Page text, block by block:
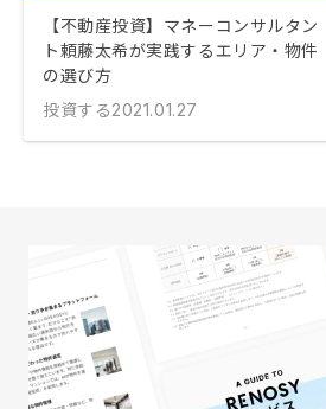
【不動産投資】マネーコンサルタン
ト頼藤太希が実践するエリア・物件
の選び方
投資する2021.01.27